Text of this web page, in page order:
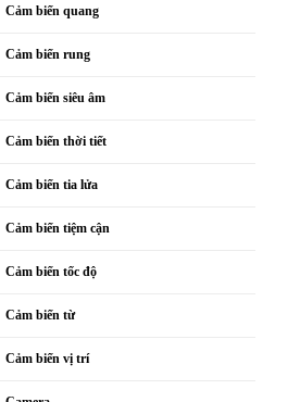
Cảm biến quang
Cảm biến rung
Cảm biến siêu âm
Cảm biến thời tiết
Cảm biến tia lửa
Cảm biến tiệm cận
Cảm biến tốc độ
Cảm biến từ
Cảm biến vị trí